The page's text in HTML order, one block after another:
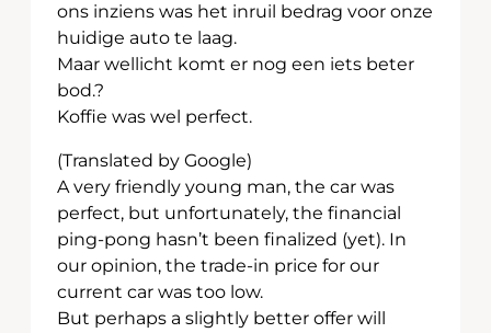
ons inziens was het inruil bedrag voor onze
huidige auto te laag.
Maar wellicht komt er nog een iets beter
bod.?
Koffie was wel perfect.
(Translated by Google)
A very friendly young man, the car was
perfect, but unfortunately, the financial
ping-pong hasn’t been finalized (yet). In
our opinion, the trade-in price for our
current car was too low.
But perhaps a slightly better offer will